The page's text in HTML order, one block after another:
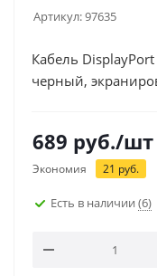
Артикул:97635
Кабель
черный,
689 руб./шт
Экономия 21 руб.
Есть в наличии (6)